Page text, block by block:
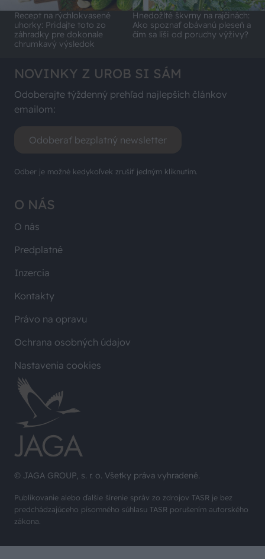
Recept na rýchlokvasené
uhorky: Pridajte toto zo
záhradky pre dokonale
chrumkavý výsledok
Hnedožlté škvrny na rajčinách:
Ako spoznať obávanú pleseň a
čím sa líši od poruchy výživy?
© JAGA GROUP, s. r. o. Všetky práva vyhradené.
Publikovanie alebo ďalšie šírenie správ zo zdrojov TASR je bez
predchádzajúceho písomného súhlasu TASR porušením autorského
zákona.
O NÁS
O nás
Predplatné
Inzercia
Kontakty
Právo na opravu
Ochrana osobných údajov
Nastavenia cookies
NOVINKY Z UROB SI SÁM
Odoberajte týždenný prehľad najlepších článkov
emailom:
Odoberať bezplatný newsletter
Odber je možné kedykoľvek zrušiť jedným kliknutím.